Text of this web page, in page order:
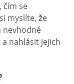
čím se
myslíte, že
nevhodné
nahlásit jejich